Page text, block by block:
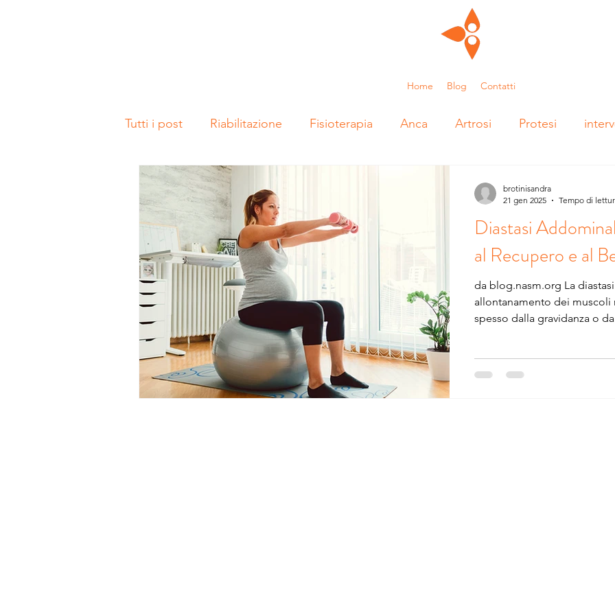
Home Blog Contatti
Tutti i post Riabilitazione Fisioterapia Anca Artrosi Protesi
testa del femore
Terapia manuale Miofunzionale esercizi
dolore lassità legamentosa adduttori pubalgia Fisio
Fisio Pediatrica Fisio donna Fisio Danza Fisio ATM
Diastasi
al Recupero e al
da blog.nasm.org La diastasi addominale è un
allontanamento dei
spesso dalla gravidanza o
brotinisandra
21 gen 2025
Tempo di